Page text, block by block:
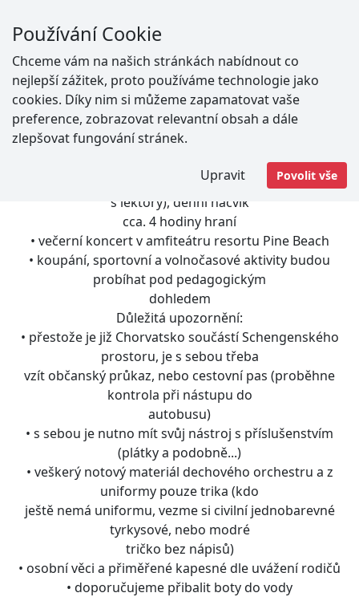
• strava – All inclusive light (snídaně, oběd, večeře,
začínáme v sobotu odpolední svačinou a končíme v
sobotu snídaní
• https://www.pinebeach.hr/cs/
Program zájezdu:
• intenzivní nácvik skladeb dechového orchestru se
hráčů (forma dělených zkoušek a individuálních hodin
s lektory), denní nácvik
cca. 4 hodiny hraní
• večerní koncert v amfiteátru resortu Pine Beach
• koupání, sportovní a volnočasové aktivity budou
probíhat pod pedagogickým
dohledem
Důležitá upozornění:
• přestože je již Chorvatsko součástí Schengenského
prostoru, je s sebou třeba
vzít občanský průkaz, nebo cestovní pas (proběhne
kontrola při nástupu do
autobusu)
• s sebou je nutno mít svůj nástroj s příslušenstvím
(plátky a podobně...)
• veškerý notový materiál dechového orchestru a z
uniformy pouze trika (kdo
ještě nemá uniformu, vezme si civilní jednobarevné
tyrkysové, nebo modré
tričko bez nápisů)
• osobní věci a přiměřené kapesné dle uvážení rodičů
• doporučujeme přibalit boty do vody
Používání Cookie
Chceme vám na našich stránkách nabídnout co
nejlepší zážitek, proto používáme technologie jako
cookies. Díky nim si můžeme zapamatovat vaše
preference, zobrazovat relevantní obsah a dále
zlepšovat fungování stránek.
Upravit Povolit vše